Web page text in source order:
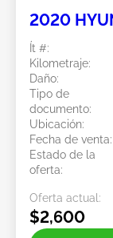
2020
Ít #:
Kilometraje:
Daño:
Tipo de
documento:
Ubicación:
Fecha de venta:
Estado de la
oferta:
Oferta actual:
$2,600